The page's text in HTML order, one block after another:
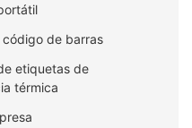
código de barras
etiquetas de
térmica